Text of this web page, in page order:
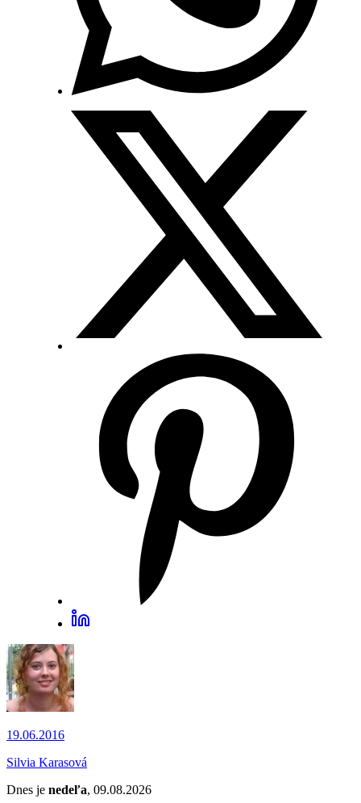
19.06.2016
Silvia Karasová
Dnes je nedeľa, 09.08.2026